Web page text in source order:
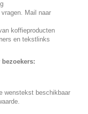
Mail naar
koffieproducten
en tekstlinks
wenstekst beschikbaar